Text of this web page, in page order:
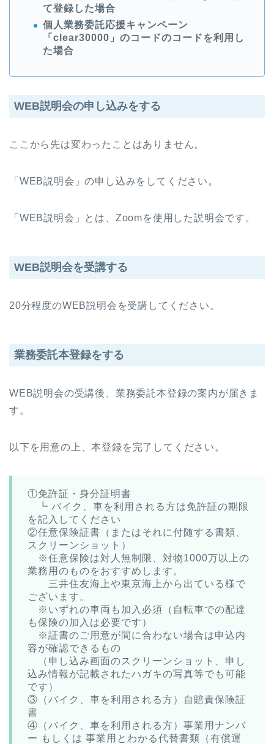
て登録した場合
個人業務委託応援キャンペーン
「clear30000」のコードのコードを利用し
た場合
WEB説明会の申し込みをする
ここから先は変わったことはありません。
「WEB説明会」の申し込みをしてください。
「WEB説明会」とは、Zoomを使用した説明会です。
WEB説明会を受講する
20分程度のWEB説明会を受講してください。
業務委託本登録をする
WEB説明会の受講後、業務委託本登録の案内が届きま
す。
以下を用意の上、本登録を完了してください。
①免許証・身分証明書
┗ バイク、車を利用される方は免許証の期限
を記入してください
②任意保険証書（またはそれに付随する書類、
スクリーンショット）
※任意保険は対人無制限、対物1000万以上の
業務用のものをおすすめします。
三井住友海上や東京海上から出ている様で
ございます。
※いずれの車両も加入必須（自転車での配達
も保険の加入は必要です）
※証書のご用意が間に合わない場合は申込内
容が確認できるもの
（申し込み画面のスクリーンショット、申し
込み情報が記載されたハガキの写真等でも可能
です）
③（バイク、車を利用される方）自賠責保険証
書
④（バイク、車を利用される方）事業用ナンバ
ー もしくは 事業用とわかる代替書類（有償運